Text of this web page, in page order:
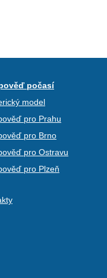
počasí
model
pro Prahu
pro Brno
pro Ostravu
pro Plzeň